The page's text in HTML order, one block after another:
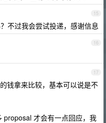
15
不过我会尝试投递，感谢信息
16
17
钱拿来比较，基本可以说是不
proposal 才会有一点回应，我